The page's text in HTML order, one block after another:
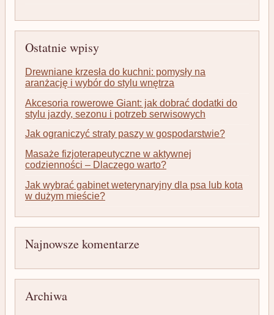
Ostatnie wpisy
Drewniane krzesła do kuchni: pomysły na
aranżację i wybór do stylu wnętrza
Akcesoria rowerowe Giant: jak dobrać dodatki do
stylu jazdy, sezonu i potrzeb serwisowych
Jak ograniczyć straty paszy w gospodarstwie?
Masaże fizjoterapeutyczne w aktywnej
codzienności – Dlaczego warto?
Jak wybrać gabinet weterynaryjny dla psa lub kota
w dużym mieście?
Najnowsze komentarze
Archiwa